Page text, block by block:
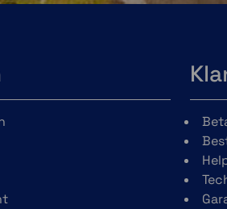
Koppel deze aan de
plannen en te bekijken
en je waypoints,
activiteiten te